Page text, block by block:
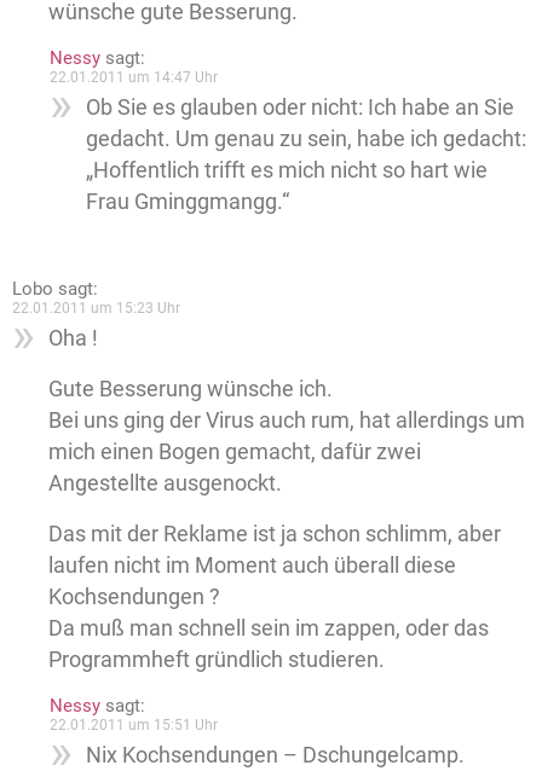
wünsche gute Besserung.
Nessy sagt:
22.01.2011 um 14:47 Uhr
Ob Sie es glauben oder nicht: Ich habe an Sie
gedacht. Um genau zu sein, habe ich gedacht:
„Hoffentlich trifft es mich nicht so hart wie
Frau Gminggmangg.“
Lobo sagt:
22.01.2011 um 15:23 Uhr
Oha !
Gute Besserung wünsche ich.
Bei uns ging der Virus auch rum, hat allerdings um
mich einen Bogen gemacht, dafür zwei
Angestellte ausgenockt.
Das mit der Reklame ist ja schon schlimm, aber
laufen nicht im Moment auch überall diese
Kochsendungen ?
Da muß man schnell sein im zappen, oder das
Programmheft gründlich studieren.
Nessy sagt:
22.01.2011 um 15:51 Uhr
Nix Kochsendungen – Dschungelcamp.